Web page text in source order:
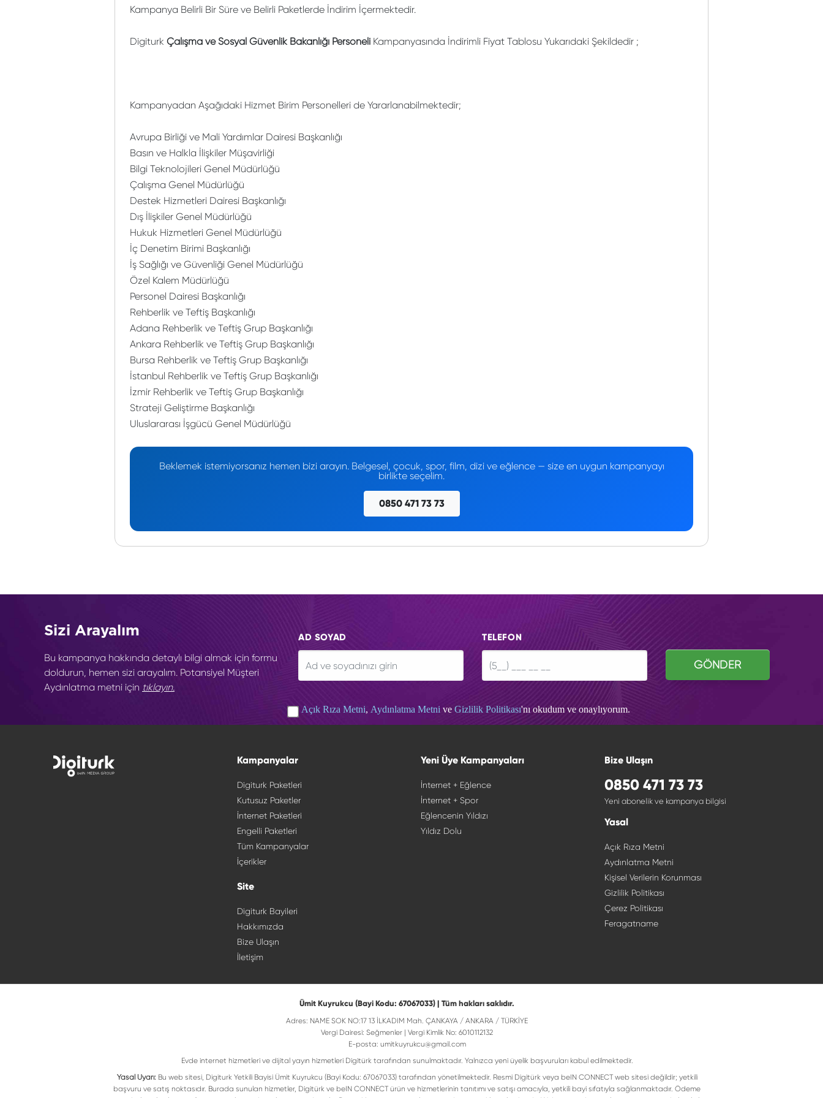
Kampanya Belirli Bir Süre ve Belirli Paketlerde İndirim İçermektedir.
Digiturk Çalışma ve Sosyal Güvenlik Bakanlığı Personeli Kampanyasında İndirimli Fiyat Tablosu Yukarıdaki Şekildedir ;
Kampanyadan Aşağıdaki Hizmet Birim Personelleri de Yararlanabilmektedir;
Avrupa Birliği ve Mali Yardımlar Dairesi Başkanlığı
Basın ve Halkla İlişkiler Müşavirliği
Bilgi Teknolojileri Genel Müdürlüğü
Çalışma Genel Müdürlüğü
Destek Hizmetleri Dairesi Başkanlığı
Dış İlişkiler Genel Müdürlüğü
Hukuk Hizmetleri Genel Müdürlüğü
İç Denetim Birimi Başkanlığı
İş Sağlığı ve Güvenliği Genel Müdürlüğü
Özel Kalem Müdürlüğü
Personel Dairesi Başkanlığı
Rehberlik ve Teftiş Başkanlığı
Adana Rehberlik ve Teftiş Grup Başkanlığı
Ankara Rehberlik ve Teftiş Grup Başkanlığı
Bursa Rehberlik ve Teftiş Grup Başkanlığı
İstanbul Rehberlik ve Teftiş Grup Başkanlığı
İzmir Rehberlik ve Teftiş Grup Başkanlığı
Strateji Geliştirme Başkanlığı
Uluslararası İşgücü Genel Müdürlüğü
Beklemek istemiyorsanız hemen bizi arayın. Belgesel, çocuk, spor, film, dizi ve eğlence — size en uygun kampanyayı
birlikte seçelim.
0850 471 73 73
Sizi Arayalım
Bu kampanya hakkında detaylı bilgi almak için formu
doldurun, hemen sizi arayalım. Potansiyel Müşteri
Aydınlatma metni için tıklayın.
AD SOYAD TELEFON
GÖNDER
Açık Rıza Metni, Aydınlatma Metni ve Gizlilik Politikası'nı okudum ve onaylıyorum.
Kampanyalar
Digiturk Paketleri
Kutusuz Paketler
İnternet Paketleri
Engelli Paketleri
Tüm Kampanyalar
İçerikler
Site
Digiturk Bayileri
Hakkımızda
Bize Ulaşın
İletişim
Yeni Üye Kampanyaları
İnternet + Eğlence
İnternet + Spor
Eğlencenin Yıldızı
Yıldız Dolu
Bize Ulaşın
0850 471 73 73
Yeni abonelik ve kampanya bilgisi
Yasal
Açık Rıza Metni
Aydınlatma Metni
Kişisel Verilerin Korunması
Gizlilik Politikası
Çerez Politikası
Feragatname
Ümit Kuyrukcu (Bayi Kodu: 67067033) | Tüm hakları saklıdır.
Adres: NAME SOK NO:17 13 İLKADIM Mah. ÇANKAYA / ANKARA / TÜRKİYE
Vergi Dairesi: Seğmenler | Vergi Kimlik No: 6010112132
E-posta: umitkuyrukcu@gmail.com
Evde internet hizmetleri ve dijital yayın hizmetleri Digitürk tarafından sunulmaktadır. Yalnızca yeni üyelik başvuruları kabul edilmektedir.
Yasal Uyarı:Bu web sitesi, Digiturk Yetkili Bayisi Ümit Kuyrukcu (Bayi Kodu: 67067033) tarafından yönetilmektedir. Resmi Digitürk veya beIN CONNECT web sitesi değildir; yetkili
başvuru ve satış noktasıdır. Burada sunulan hizmetler, Digitürk ve beIN CONNECT ürün ve hizmetlerinin tanıtımı ve satışı amacıyla, yetkili bayi sıfatıyla sağlanmaktadır. Ödeme